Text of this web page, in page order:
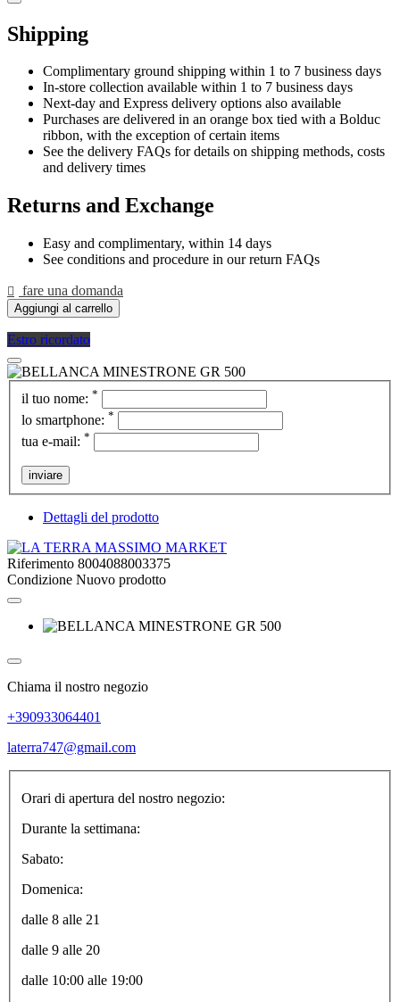
Shipping
Complimentary ground shipping within 1 to 7 business days
In-store collection available within 1 to 7 business days
Next-day and Express delivery options also available
Purchases are delivered in an orange box tied with a Bolduc
ribbon, with the exception of certain items
See the delivery FAQs for details on shipping methods, costs
and delivery times
Returns and Exchange
Easy and complimentary, within 14 days
See conditions and procedure in our return FAQs
fare una domanda
Aggiungi al carrello
Estro ricordato
il tuo nome: *
lo smartphone: *
tua e-mail: *
inviare
Dettagli del prodotto
Riferimento 8004088003375
Condizione Nuovo prodotto
Chiama il nostro negozio
+390933064401
laterra747@gmail.com
Orari di apertura del nostro negozio:
Durante la settimana:
Sabato:
Domenica:
dalle 8 alle 21
dalle 9 alle 20
dalle 10:00 alle 19:00